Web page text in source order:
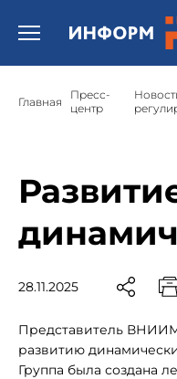
Открыть бургер меню.
Главная
Пресс-
центр
28.11.2025
Представитель
развитию
Группа была создана